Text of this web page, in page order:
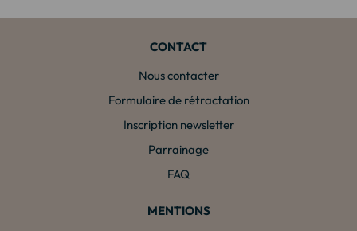
CONTACT
Nous contacter
Formulaire de rétractation
Inscription newsletter
Parrainage
FAQ
MENTIONS